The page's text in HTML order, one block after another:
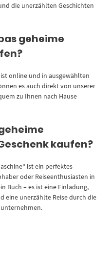
die unerzählten Geschichten
geheime
online und in ausgewählten
es auch direkt von unserer
zu Ihnen nach Hause
kaufen?
ist ein perfektes
oder Reiseenthusiasten in
Buch – es ist eine Einladung,
eine unerzählte Reise durch die